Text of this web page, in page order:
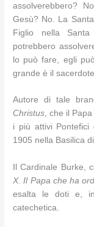
assolverebbero?
Gesù? No. La
Figlio nella
potrebbero
lo può fare, egli
grande è il
Autore di tale
Christus, che il
i più attivi Pontefici
1905 nella Basilica
Il Cardinale Burke,
X. Il Papa che ha
esalta le doti e,
catechetica.